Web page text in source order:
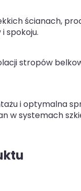
ścianach,
spokoju.
stropów
i optymalna
w systemach